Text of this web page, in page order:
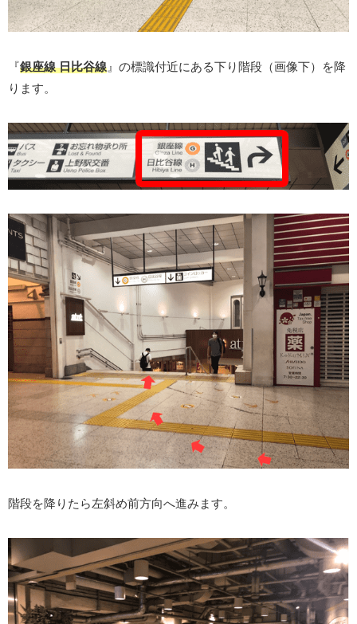
『銀座線 日比谷線 』の標識付近にある下り階段（画像下）を降
ります。
階段を降りたら左斜め前方向へ進みます。